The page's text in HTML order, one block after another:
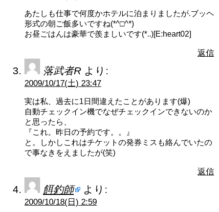
あたしも仕事で何度かホテルに泊まりましたが.ブッヘ
形式の朝ご飯多いですね(*^□^*)
お昼ごはんは豪華で羨ましいです(*..)[E:heart02]
返信
落武者R より:
2009/10/17(土) 23:47
実は私、過去に1日間違えたことがあります(爆)
自動チェックイン機でなぜチェックインできないのか
と思ったら、
『これ。昨日の予約です。。』
と。しかしこれはチケットの発券ミスも絡んでいたの
で事なきをえましたが(笑)
返信
餌釣師 より:
2009/10/18(日) 2:59